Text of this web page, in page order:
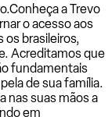
Conheça a Trevo
o acesso aos
os brasileiros,
Acreditamos que
fundamentais
de sua família.
nas suas mãos a
em